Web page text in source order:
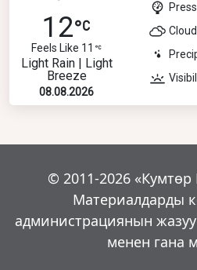
12
Feels Like 11
Light Rain | Light
Breeze
08.08.2026
© 2011-2026
Материалдарды
администрациянын жазуу
менен гана